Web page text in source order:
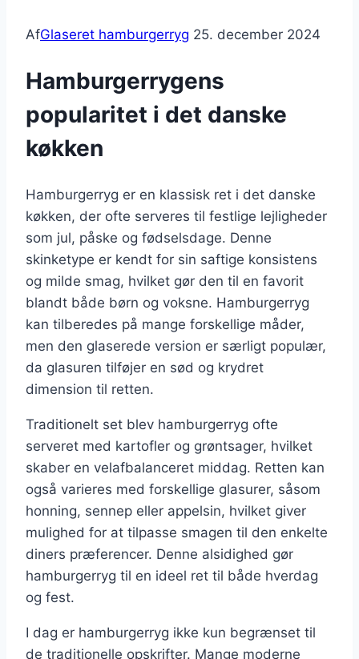
AfGlaseret hamburgerryg 25. december 2024
Hamburgerrygens
popularitet i det danske
køkken
Hamburgerryg er en klassisk ret i det danske
køkken, der ofte serveres til festlige lejligheder
som jul, påske og fødselsdage. Denne
skinketype er kendt for sin saftige konsistens
og milde smag, hvilket gør den til en favorit
blandt både børn og voksne. Hamburgerryg
kan tilberedes på mange forskellige måder,
men den glaserede version er særligt populær,
da glasuren tilføjer en sød og krydret
dimension til retten.
Traditionelt set blev hamburgerryg ofte
serveret med kartofler og grøntsager, hvilket
skaber en velafbalanceret middag. Retten kan
også varieres med forskellige glasurer, såsom
honning, sennep eller appelsin, hvilket giver
mulighed for at tilpasse smagen til den enkelte
diners præferencer. Denne alsidighed gør
hamburgerryg til en ideel ret til både hverdag
og fest.
I dag er hamburgerryg ikke kun begrænset til
de traditionelle opskrifter. Mange moderne